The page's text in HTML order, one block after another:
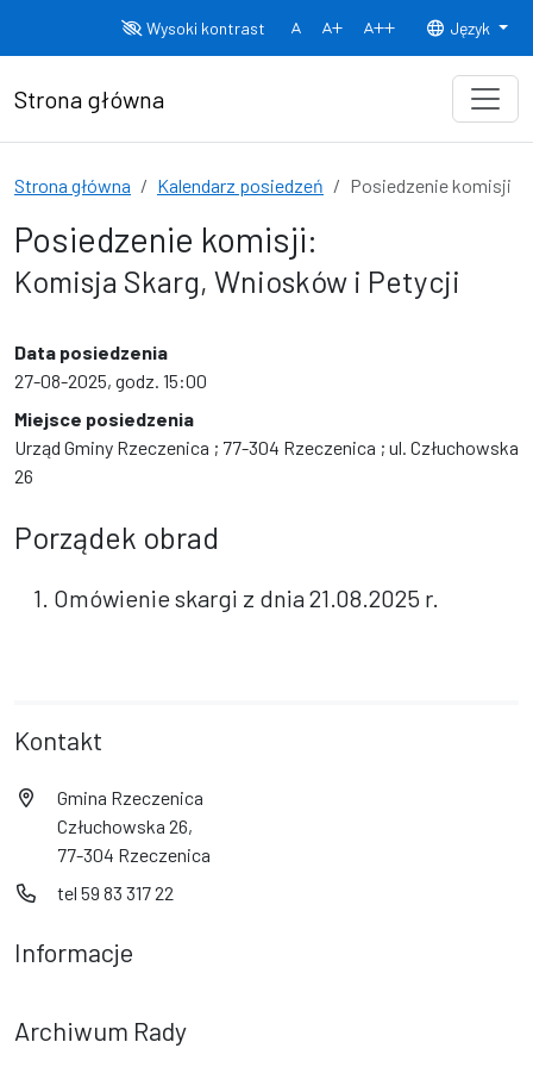
Wysoki kontrast
Normalny rozmiar czcionki
Rozmiar czcionki 150% Rozmiar
Język
Strona główna
Strona główna Kalendarz posiedzeń Posiedzenie komisji
Posiedzenie komisji:
Komisja Skarg, Wniosków i Petycji
Data posiedzenia
27-08-2025, godz. 15:00
Miejsce posiedzenia
Urząd Gminy Rzeczenica ; 77-304 Rzeczenica ; ul. Człuchowska
26
Porządek obrad
1. Omówienie skargi z dnia 21.08.2025 r.
Kontakt
Gmina Rzeczenica
Człuchowska 26,
77-304 Rzeczenica
tel 59 83 317 22
Informacje
Archiwum Rady